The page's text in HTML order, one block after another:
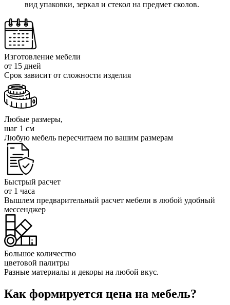
вид упаковки, зеркал и стекол на предмет сколов.
Изготовление мебели
от 15 дней
Срок зависит от сложности изделия
Любые размеры,
шаг 1 см
Любую мебель пересчитаем по вашим размерам
Быстрый расчет
от 1 часа
Вышлем предварительный расчет мебели в любой удобный
мессенджер
Большое количество
цветовой палитры
Разные материалы и декоры на любой вкус.
Как формируется цена на мебель?